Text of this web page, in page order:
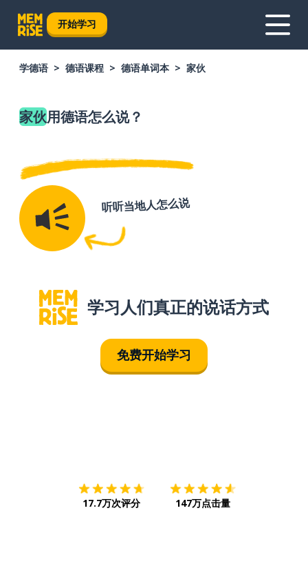
开始学习
学德语 德语课程 德语单词本 家伙
家伙用德语怎么说？
听听当地人怎么说
学习人们真正的说话方式
免费开始学习
17.7万次评分 147万点击量